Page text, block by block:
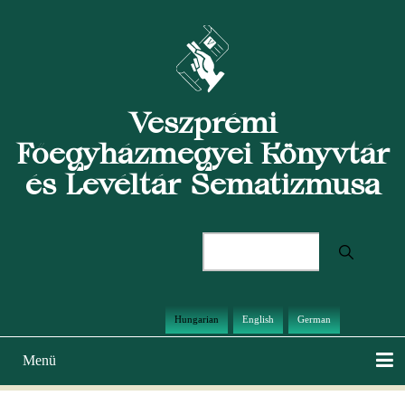
Veszprémi
Főegyházmegyei Könyvtár
és Levéltár Sematizmusa
Hungarian English German
Main
Menü